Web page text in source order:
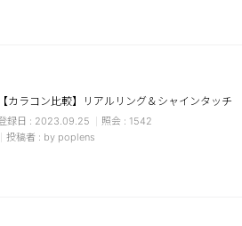
【カラコン比較】リアルリング＆シャインタッチ
2023.09.25
1542
by poplens